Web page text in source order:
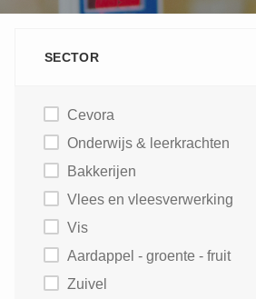
SECTOR
Cevora
Onderwijs & leerkrachten
Bakkerijen
Vlees en vleesverwerking
Vis
Aardappel - groente - fruit
Zuivel